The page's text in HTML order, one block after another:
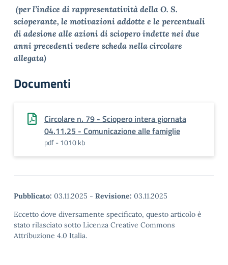
(per l’indice di rappresentatività della O. S.
scioperante, le motivazioni addotte e le percentuali
di adesione alle azioni di sciopero indette nei due
anni precedenti vedere scheda nella circolare
allegata)
Documenti
Circolare n. 79 - Sciopero intera giornata
04.11.25 - Comunicazione alle famiglie
pdf - 1010 kb
Pubblicato: 03.11.2025 - Revisione: 03.11.2025
Eccetto dove diversamente specificato, questo articolo è
stato rilasciato sotto Licenza Creative Commons
Attribuzione 4.0 Italia.